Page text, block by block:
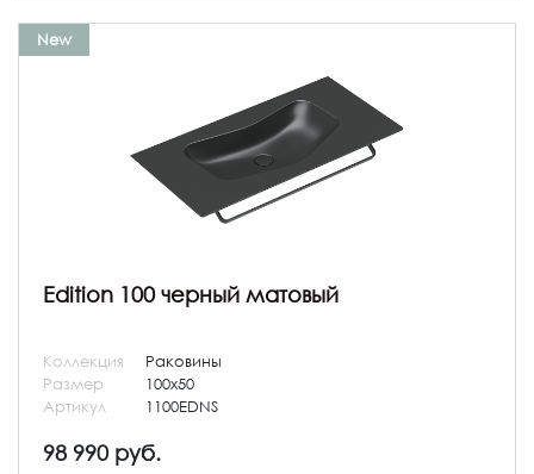
New
Edition 100 черный матовый
Коллекция
Раковины
Размер
100x50
Артикул
1100EDNS
98 990 руб.